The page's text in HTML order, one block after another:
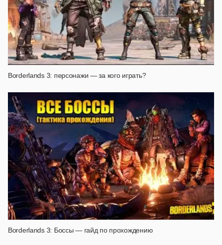
Borderlands 3: персонажи — за кого играть?
Borderlands 3: Боссы — гайд по прохождению